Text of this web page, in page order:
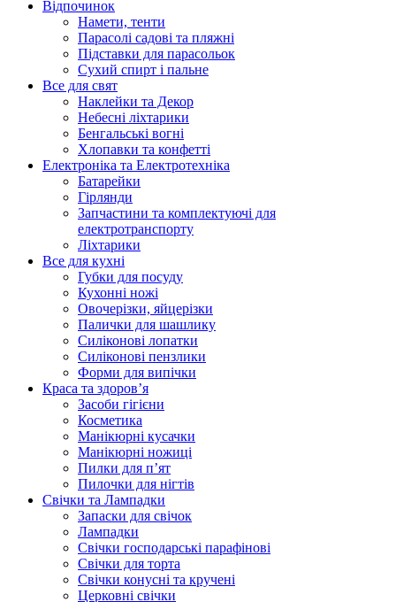
Відпочинок
Намети, тенти
Парасолі садові та пляжні
Підставки для парасольок
Сухий спирт і пальне
Все для свят
Наклейки та Декор
Небесні ліхтарики
Бенгальські вогні
Хлопавки та конфетті
Електроніка та Електротехніка
Батарейки
Гірлянди
Запчастини та комплектуючі для
електротранспорту
Ліхтарики
Все для кухні
Губки для посуду
Кухонні ножі
Овочерізки, яйцерізки
Палички для шашлику
Силіконові лопатки
Силіконові пензлики
Форми для випічки
Краса та здоров’я
Засоби гігієни
Косметика
Манікюрні кусачки
Манікюрні ножиці
Пилки для п’ят
Пилочки для нігтів
Свічки та Лампадки
Запаски для свічок
Лампадки
Свічки господарські парафінові
Свічки для торта
Свічки конусні та кручені
Церковні свічки